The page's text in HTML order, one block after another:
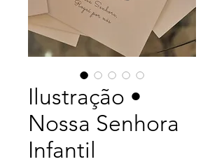
Ilustração •
Nossa Senhora
Infantil